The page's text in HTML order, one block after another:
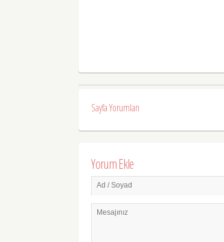
Sayfa Yorumları
Yorum Ekle
Ad / Soyad
Mesajınız